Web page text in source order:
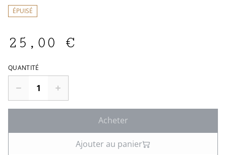
ÉPUISÉ
25,00 €
QUANTITÉ
Acheter
Ajouter au panier